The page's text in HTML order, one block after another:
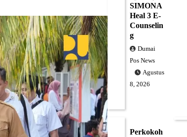
SIMONA
Heal 3 E-
Counselin
g
Dumai
Pos News
Agustus
8, 2026
Perkokoh